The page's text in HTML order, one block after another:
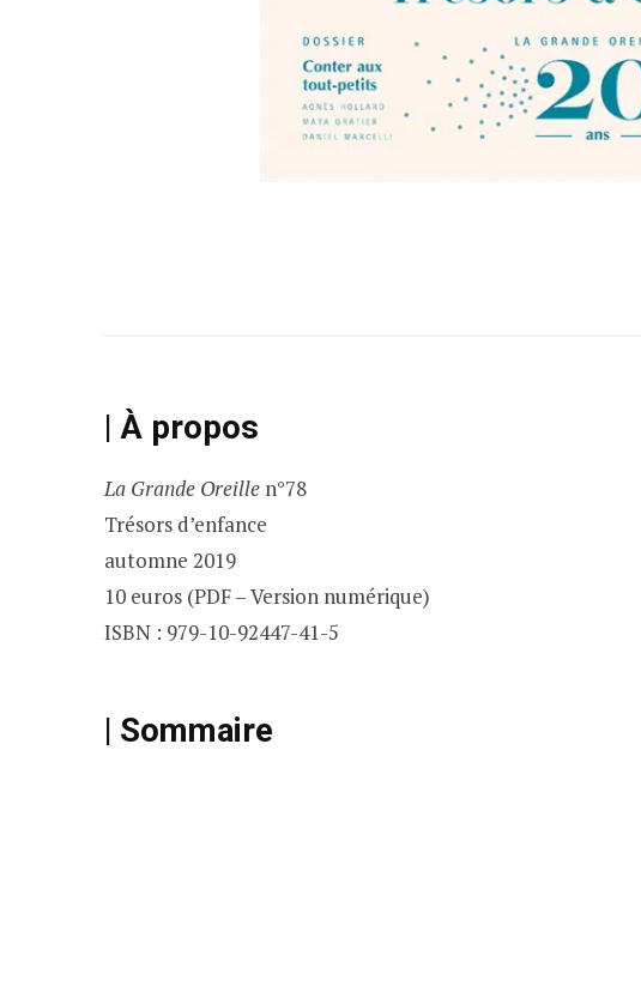
| À propos
La Grande Oreille n°78
Trésors d’enfance
automne 2019
10 euros (PDF – Version numérique)
ISBN : 979-10-92447-41-5
| Sommaire